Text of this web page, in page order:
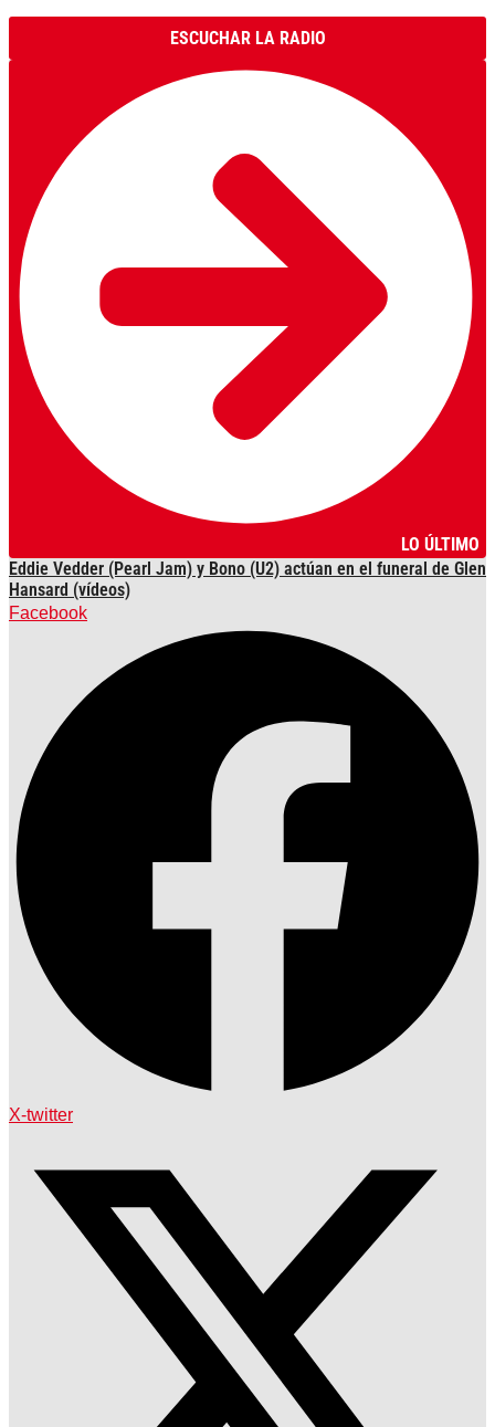
ESCUCHAR LA RADIO
LO ÚLTIMO
Eddie Vedder (Pearl Jam) y Bono (U2) actúan en el funeral de Glen
Hansard (vídeos)
Facebook
X-twitter